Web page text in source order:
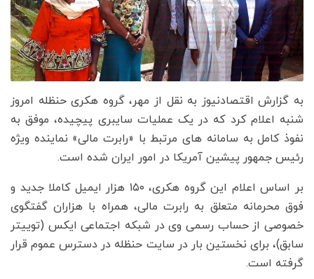
به گزارش اقتصادنیوز به نقل از مهر، گروه هکری حنظله امروز
شنبه اعلام کرد که در یک عملیات سایبری پیچیده، موفق به
نفوذ کامل به سامانه های مرتبط با «رابرت مالی» نماینده ویژه
رئیس‌ جمهور پیشین آمریکا در امور ایران شده است.
بر اساس اعلام این گروه هکری، ۱۵۰ هزار ایمیل کاملا جدید و
فوق محرمانه متعلق به رابرت مالی، همراه با هزاران گفتگوی
خصوصی از حساب رسمی وی در شبکه اجتماعی ایکس (توییتر
سابق)، برای نخستین بار در سایت حنظله در دسترس عموم قرار
گرفته است.